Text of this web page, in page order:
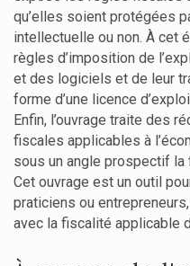
qu’elles soient protégées
intellectuelle ou non. À cet
règles d’imposition de
et des logiciels et de leur
forme d’une licence
Enfin, l’ouvrage traite des
fiscales applicables à
sous un angle prospectif
Cet ouvrage est un outil
praticiens ou
avec la fiscalité applicable